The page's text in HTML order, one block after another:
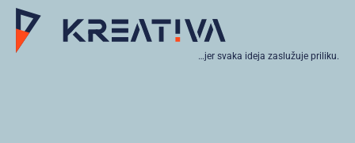
…jer svaka ideja zaslužuje priliku.